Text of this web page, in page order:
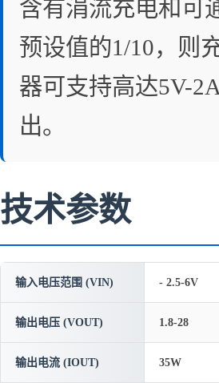
含有涓流充电和可
预设值的1/10，则
器可支持高达5V-
出。
技术参数
输入电压范围 (VIN) - 2.5-6V
输出电压 (VOUT) 1.8-28
输出电流 (IOUT) 35W